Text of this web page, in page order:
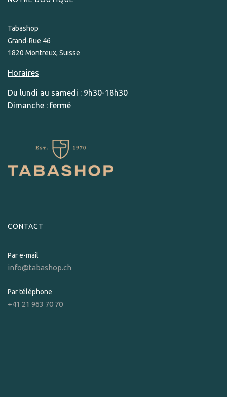
Tabashop
Grand-Rue 46
1820 Montreux, Suisse
Horaires
Du lundi au samedi : 9h30-18h30
Dimanche : fermé
CONTACT
Par e-mail
info@tabashop.ch
Par téléphone
+41 21 963 70 70